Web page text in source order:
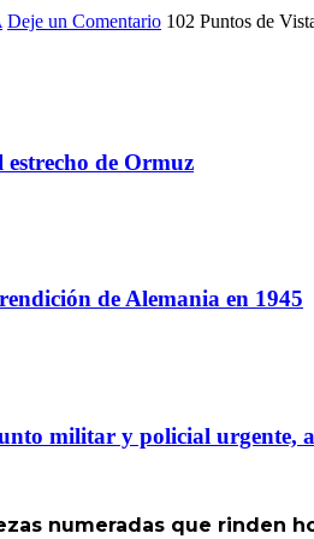
Deje un Comentario 102 Puntos de
de Ormuz
de Alemania en 1945
militar y policial urgente,
numeradas que rinden